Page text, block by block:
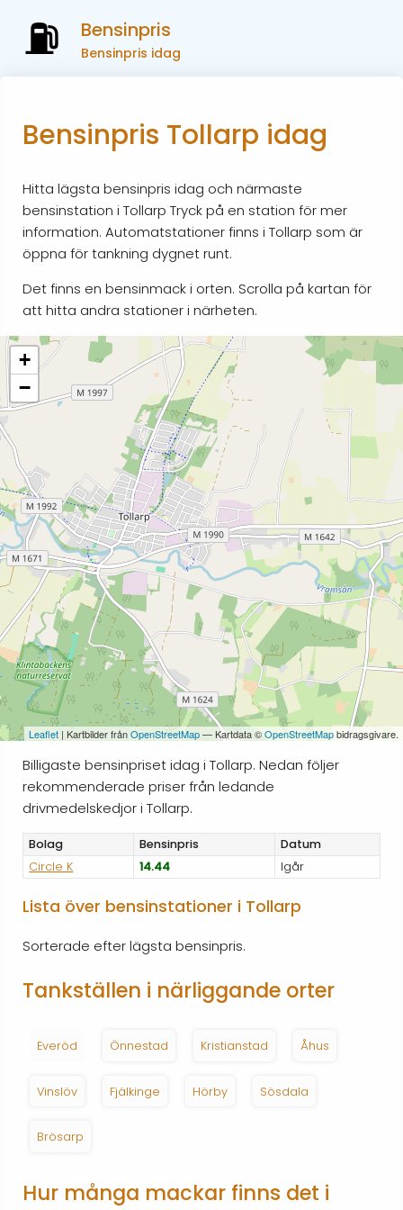
Bensinpris
Bensinpris idag
Bensinpris Tollarp idag
Hitta lägsta bensinpris idag och närmaste
bensinstation i Tollarp Tryck på en station för mer
information. Automatstationer finns i Tollarp som är
öppna för tankning dygnet runt.
Det finns en bensinmack i orten. Scrolla på kartan för
att hitta andra stationer i närheten.
+
−
Leaflet| Kartbilder frånOpenStreetMap— Kartdata ©OpenStreetMapbidragsgivare.
Billigaste bensinpriset idag i Tollarp. Nedan följer
rekommenderade priser från ledande
drivmedelskedjor i Tollarp.
Bolag Bensinpris
Datum
Circle K
14.44 Igår
Lista över bensinstationer i Tollarp
Sorterade efter lägsta bensinpris.
Tankställen i närliggande orter
Everöd Önnestad Kristianstad Åhus
Vinslöv Fjälkinge Hörby Sösdala
Brösarp
Hur många mackar finns det i